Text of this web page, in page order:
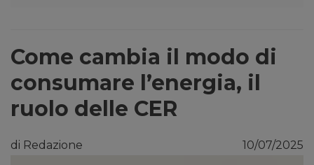
Come cambia il modo di
consumare l’energia, il
ruolo delle CER
di Redazione 10/07/2025